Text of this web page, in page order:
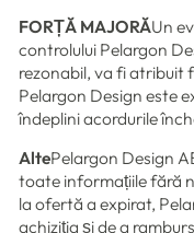
FORȚĂ MAJORĂUn
controlului Pelargon
rezonabil, va fi atribuit
Pelargon Design este
îndeplini acordurile
AltePelargon Design
toate informațiile fără
la ofertă a expirat,
achiziția și de a